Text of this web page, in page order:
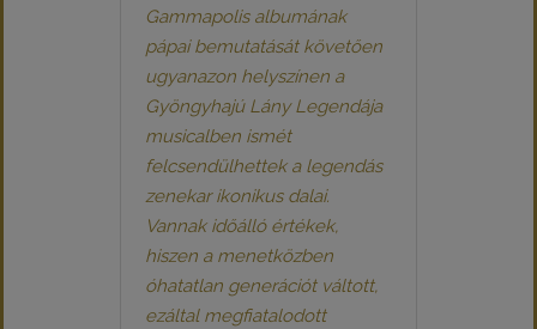
Gammapolis albumának
pápai bemutatását követően
ugyanazon helyszínen a
Gyöngyhajú Lány Legendája
musicalben ismét
felcsendülhettek a legendás
zenekar ikonikus dalai.
Vannak időálló értékek,
hiszen a menetközben
óhatatlan generációt váltott,
ezáltal megfiatalodott